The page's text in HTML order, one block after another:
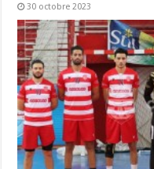
30 octobre 2023